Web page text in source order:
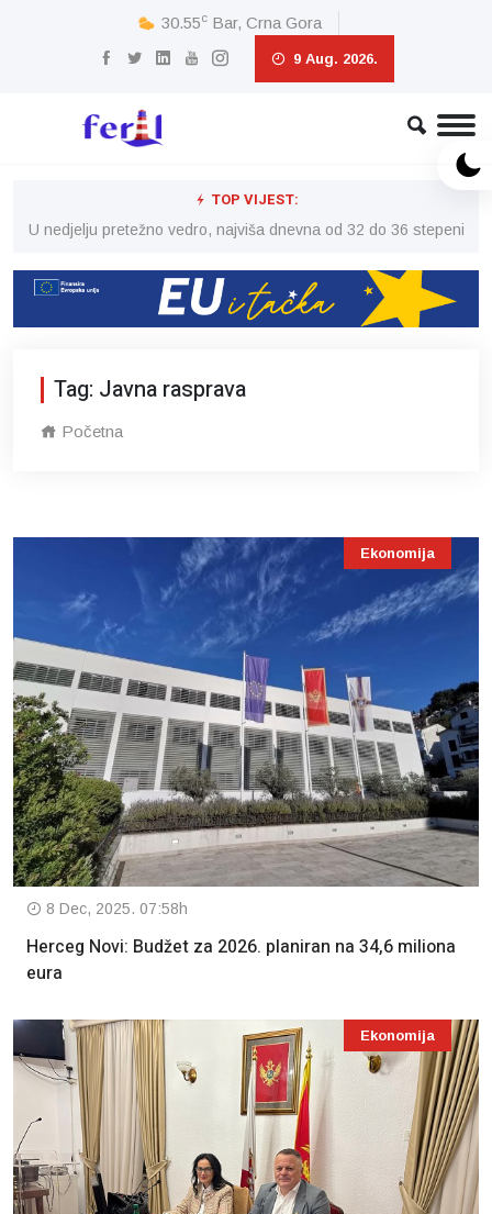
30.55c Bar, Crna Gora
9 Aug. 2026.
TOP VIJEST:
U nedjelju pretežno vedro, najviša dnevna od 32 do 36 stepeni
Tag: Javna rasprava
Početna
Ekonomija
8 Dec, 2025. 07:58h
Herceg Novi: Budžet za 2026. planiran na 34,6 miliona
eura
Ekonomija